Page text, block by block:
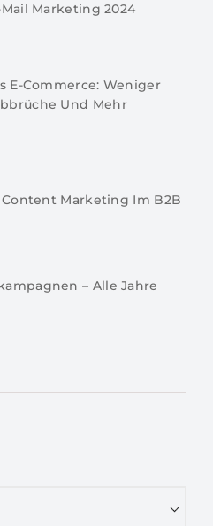
Marketing 2024
E-Commerce: Weniger
Und Mehr
Content Marketing Im B2B
– Alle Jahre